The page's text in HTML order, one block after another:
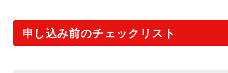
申し込み前のチェックリスト